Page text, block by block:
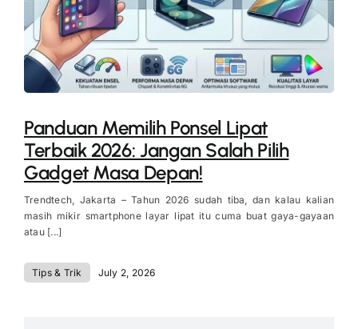
Panduan Memilih Ponsel Lipat
Terbaik 2026: Jangan Salah Pilih
Gadget Masa Depan!
Trendtech, Jakarta – Tahun 2026 sudah tiba, dan kalau kalian
masih mikir smartphone layar lipat itu cuma buat gaya-gayaan
atau [...]
Tips & Trik July 2, 2026